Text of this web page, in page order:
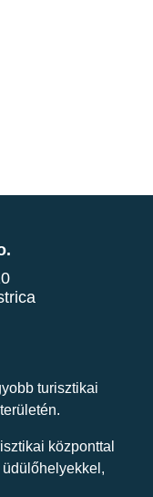
turisztikai
központtal